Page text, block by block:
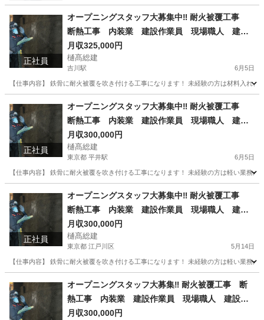
正社員
オープニングスタッフ大募集中‼︎ 耐火被覆工事
断熱工事 内装業 建設作業員 現場職人 建設
職人 岩綿 ロックウール
月収325,000円
樋髙総建
吉川駅 6月5日
【仕事内容】 鉄骨に耐火被覆を吹き付ける工事になります！ 未経験の方は材料入れ
吉川駅 内装職人 職人
正社員
オープニングスタッフ大募集中‼︎ 耐火被覆工事
断熱工事 内装業 建設作業員 現場職人 建設
職人 岩綿 ロックウール
月収300,000円
樋髙総建
東京都 平井駅 6月5日
【仕事内容】 鉄骨に耐火被覆を吹き付ける工事になります！ 未経験の方は軽い業務
平井駅 内装職人 東京 台東区
田原町駅 内装職人 職人
正社員
オープニングスタッフ大募集中‼︎ 耐火被覆工事
断熱工事 内装業 建設作業員 現場職人 建設
職人 岩綿 ロックウール
月収300,000円
樋髙総建
東京都 江戸川区 5月14日
【仕事内容】 鉄骨に耐火被覆を吹き付ける工事になります！ 未経験の方は軽い業務
内装職人 職人
オープニングスタッフ大募集‼︎ 耐火被覆工事 断
熱工事 内装業 建設作業員 現場職人 建設職
人 岩綿
月収300,000円